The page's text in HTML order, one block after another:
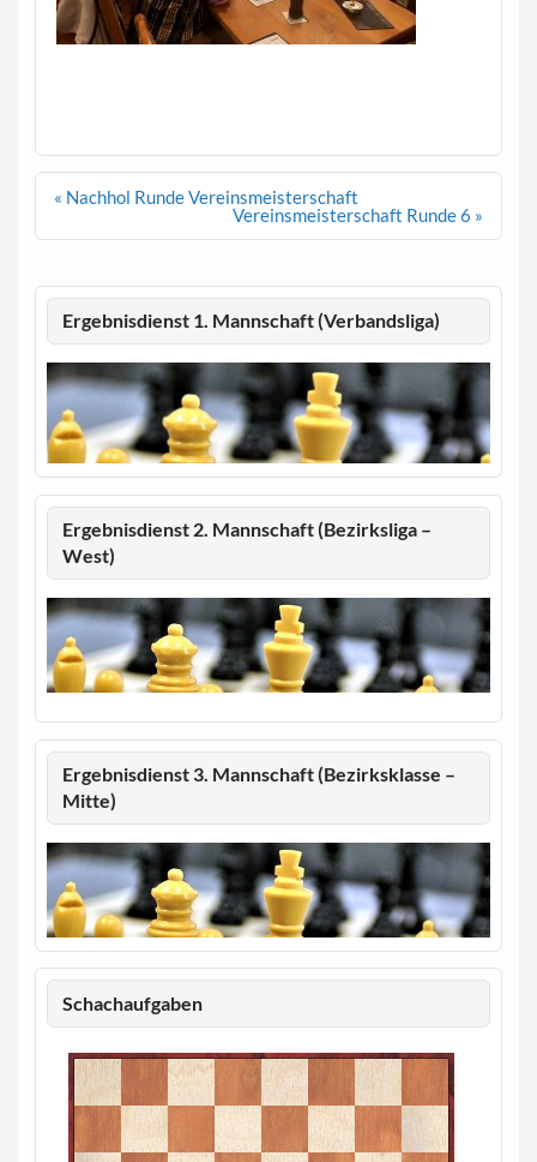
Beitragsnavigation
« Nachhol Runde Vereinsmeisterschaft
Vereinsmeisterschaft Runde 6 »
Ergebnisdienst 1. Mannschaft (Verbandsliga)
Ergebnisdienst 2. Mannschaft (Bezirksliga –
West)
Ergebnisdienst 3. Mannschaft (Bezirksklasse –
Mitte)
Schachaufgaben